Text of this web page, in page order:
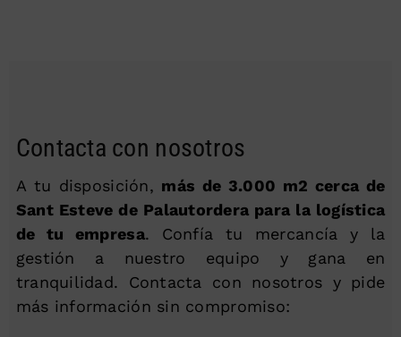
Contacta con nosotros
A tu disposición, más de 3.000 m2 cerca de
Sant Esteve de Palautordera para la logística
de tu empresa. Confía tu mercancía y la
gestión a nuestro equipo y gana en
tranquilidad. Contacta con nosotros y pide
más información sin compromiso: